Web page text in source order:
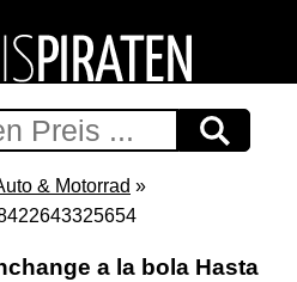
& Motorrad »
a la bola Hasta